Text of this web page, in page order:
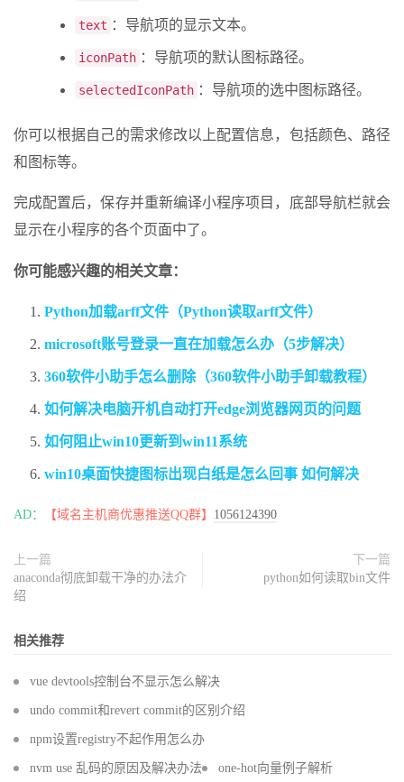
text ：导航项的显示文本。
iconPath ：导航项的默认图标路径。
selectedIconPath ：导航项的选中图标路径。
你可以根据自己的需求修改以上配置信息，包括颜色、路径
和图标等。
完成配置后，保存并重新编译小程序项目，底部导航栏就会
显示在小程序的各个页面中了。
你可能感兴趣的相关文章：
Python加载arff文件（Python读取arff文件）
microsoft账号登录一直在加载怎么办（5步解决）
360软件小助手怎么删除（360软件小助手卸载教程）
如何解决电脑开机自动打开edge浏览器网页的问题
如何阻止win10更新到win11系统
win10桌面快捷图标出现白纸是怎么回事 如何解决
AD： 【域名主机商优惠推送QQ群】 1056124390
上一篇
anaconda彻底卸载干净的办法介
绍
下一篇
python如何读取bin文件
相关推荐
vue devtools控制台不显示怎么解决
undo commit和revert commit的区别介绍
npm设置registry不起作用怎么办
nvm use 乱码的原因及解决办法 one-hot向量例子解析